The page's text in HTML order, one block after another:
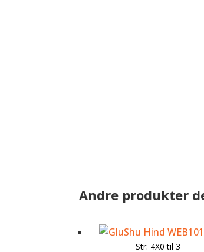
Andre produkter
Str: 4X0 til 3